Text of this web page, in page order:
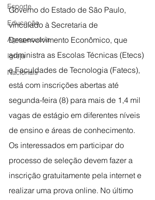
Esporte
Educação
Agropecuária
Igreja
Nacionais
Governo do Estado de São Paulo,
vinculado à Secretaria de
Desenvolvimento Econômico, que
administra as Escolas Técnicas (Etecs)
e Faculdades de Tecnologia (Fatecs),
está com inscrições abertas até
segunda-feira (8) para mais de 1,4 mil
vagas de estágio em diferentes níveis
de ensino e áreas de conhecimento.
Os interessados em participar do
processo de seleção devem fazer a
inscrição gratuitamente pela internet e
realizar uma prova online. No último